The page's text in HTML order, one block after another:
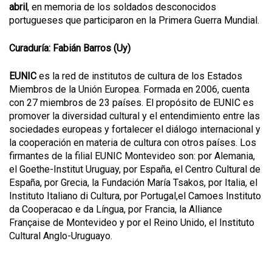
abril, en memoria de los soldados desconocidos
portugueses que participaron en la Primera Guerra Mundial.
Curaduría: Fabián Barros (Uy)
EUNIC es la red de institutos de cultura de los Estados
Miembros de la Unión Europea. Formada en 2006, cuenta
con 27 miembros de 23 países. El propósito de EUNIC es
promover la diversidad cultural y el entendimiento entre las
sociedades europeas y fortalecer el diálogo internacional y
la cooperación en materia de cultura con otros países. Los
firmantes de la filial EUNIC Montevideo son: por Alemania,
el Goethe-Institut Uruguay, por España, el Centro Cultural de
España, por Grecia, la Fundación María Tsakos, por Italia, el
Instituto Italiano di Cultura, por Portugal,el Camoes Instituto
da Cooperacao e da Língua, por Francia, la Alliance
Française de Montevideo y por el Reino Unido, el Instituto
Cultural Anglo-Uruguayo.